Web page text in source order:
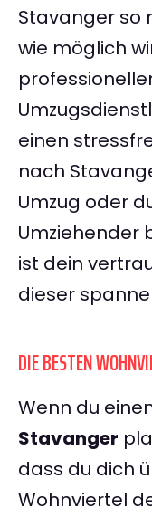
Stavanger so
wie möglich
einen
nach
Umzug oder
Umziehender
ist dein
dieser
DIE BESTEN
Wenn du
Stavanger
dass du dich
Wohnviertel